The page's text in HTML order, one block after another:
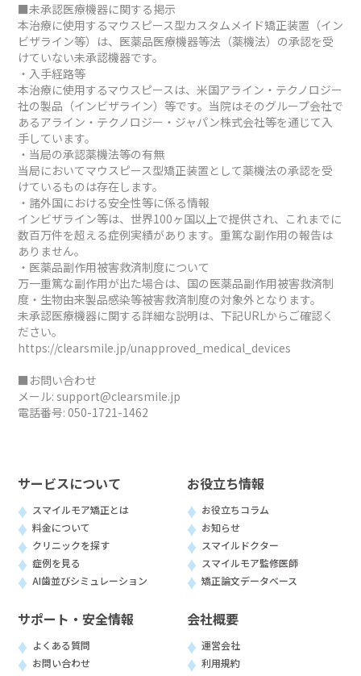
■未承認医療機器に関する掲示
本治療に使用するマウスピース型カスタムメイド矯正装置（イン
ビザライン等）は、医薬品医療機器等法（薬機法）の承認を受
けていない未承認機器です。
・入手経路等
本治療に使用するマウスピースは、米国アライン・テクノロジー
社の製品（インビザライン）等です。当院はそのグループ会社で
あるアライン・テクノロジー・ジャパン株式会社等を通じて入
手しています。
・当局の承認薬機法等の有無
当局においてマウスピース型矯正装置として薬機法の承認を受
けているものは存在します。
・諸外国における安全性等に係る情報
インビザライン等は、世界100ヶ国以上で提供され、これまでに
数百万件を超える症例実績があります。重篤な副作用の報告は
ありません。
・医薬品副作用被害救済制度について
万一重篤な副作用が出た場合は、国の医薬品副作用被害救済制
度・生物由来製品感染等被害救済制度の対象外となります。
未承認医療機器に関する詳細な説明は、下記URLからご確認く
ださい。
https://clearsmile.jp/unapproved_medical_devices
■お問い合わせ
メール: support@clearsmile.jp
電話番号: 050-1721-1462
サービスについて
スマイルモア矯正とは
料金について
クリニックを探す
症例を見る
AI歯並びシミュレーション
お役立ち情報
お役立ちコラム
お知らせ
スマイルドクター
スマイルモア監修医師
矯正論文データベース
サポート・安全情報
よくある質問
お問い合わせ
会社概要
運営会社
利用規約